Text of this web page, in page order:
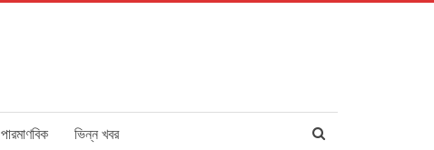
পারমাণবিক ভিন্ন খবর